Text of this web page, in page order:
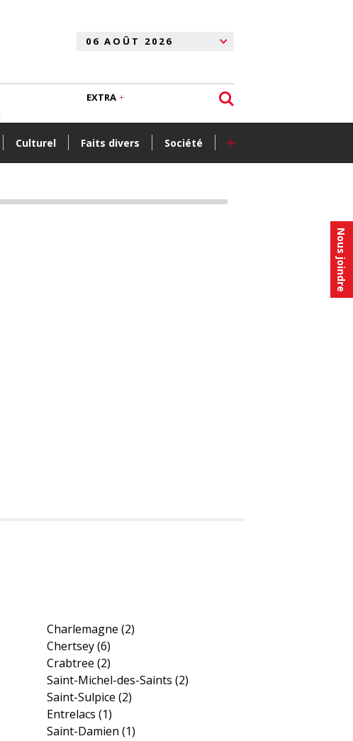
Nous joindre
Culturel Faits divers Société +
EXTRA
Charlemagne (2)
Chertsey(6)
Crabtree (2)
Saint-Michel-des-Saints (2)
Saint-Sulpice (2)
Entrelacs (1)
Saint-Damien (1)